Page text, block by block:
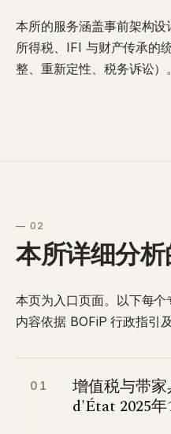
本所的服务涵盖事前架构设
所得税、IFI 与财产传承的
整、重新定性、税务诉讼）。
— 02
本所详细分
本页为入口页面。以下每个
内容依据 BOFiP 行政指引
01
增值税与带
d'État 2025